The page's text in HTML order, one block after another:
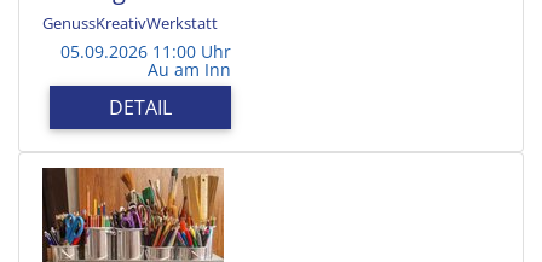
GenussKreativWerkstatt
05.09.2026 11:00 Uhr
Au am Inn
DETAIL